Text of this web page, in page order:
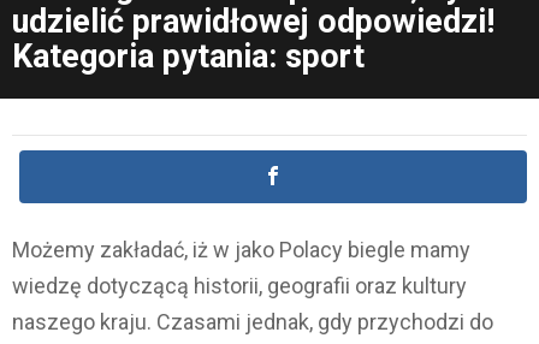
udzielić prawidłowej odpowiedzi!
Kategoria pytania: sport
Możemy zakładać, iż w jako Polacy biegle mamy
wiedzę dotyczącą historii, geografii oraz kultury
naszego kraju. Czasami jednak, gdy przychodzi do